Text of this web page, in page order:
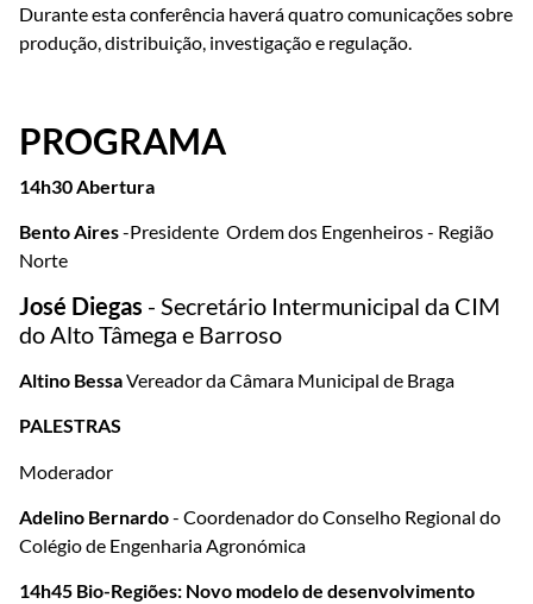
Durante esta conferência haverá quatro comunicações sobre
produção, distribuição, investigação e regulação.
PROGRAMA
14h30 Abertura
Bento Aires-Presidente Ordem dos Engenheiros - Região
Norte
José Diegas - Secretário Intermunicipal da CIM
do Alto Tâmega e Barroso
Altino BessaVereador da Câmara Municipal de Braga
PALESTRAS
Moderador
Adelino Bernardo- Coordenador do Conselho Regional do
Colégio de Engenharia Agronómica
14h45 Bio-Regiões: Novo modelo de desenvolvimento